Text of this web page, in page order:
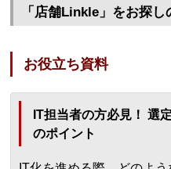
「店舗Linkle」をお探
お役立ち資料
IT担当者の方必見！ 選
のポイント